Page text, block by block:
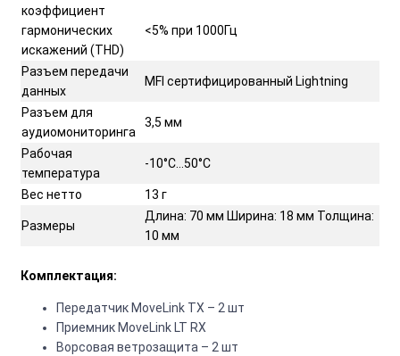
коэффициент
гармонических
искажений (THD)
<5% при 1000Гц
Разъем передачи
данных
MFI сертифицированный Lightning
Разъем для
аудиомониторинга
3,5 мм
Рабочая
температура
-10°С…50°С
Вес нетто 13 г
Размеры
Длина: 70 мм Ширина: 18 мм Толщина:
10 мм
Комплектация:
Передатчик MoveLink TX – 2 шт
Приемник MoveLink LT RX
Ворсовая ветрозащита – 2 шт